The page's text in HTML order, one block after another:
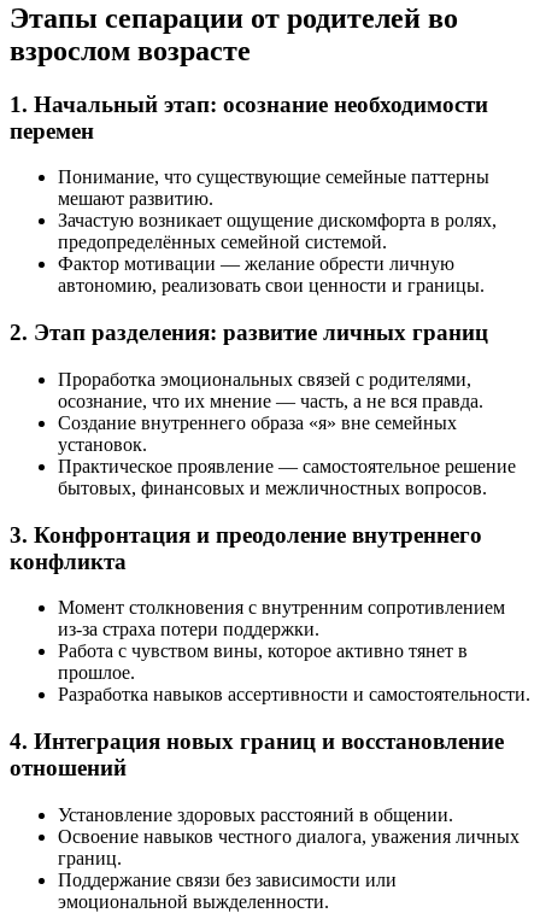
Этапы сепарации от родителей во
взрослом возрасте
1. Начальный этап: осознание необходимости
перемен
Понимание, что существующие семейные паттерны
мешают развитию.
Зачастую возникает ощущение дискомфорта в ролях,
предопределённых семейной системой.
Фактор мотивации — желание обрести личную
автономию, реализовать свои ценности и границы.
2. Этап разделения: развитие личных границ
Проработка эмоциональных связей с родителями,
осознание, что их мнение — часть, а не вся правда.
Создание внутреннего образа «я» вне семейных
установок.
Практическое проявление — самостоятельное решение
бытовых, финансовых и межличностных вопросов.
3. Конфронтация и преодоление внутреннего
конфликта
Момент столкновения с внутренним сопротивлением
из-за страха потери поддержки.
Работа с чувством вины, которое активно тянет в
прошлое.
Разработка навыков ассертивности и самостоятельности.
4. Интеграция новых границ и восстановление
отношений
Установление здоровых расстояний в общении.
Освоение навыков честного диалога, уважения личных
границ.
Поддержание связи без зависимости или
эмоциональной выжделенности.